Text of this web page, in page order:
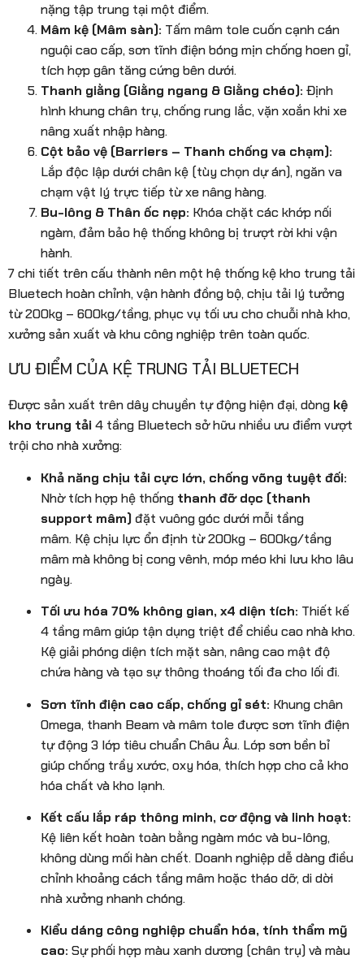
nặng tập trung tại một điểm.
Mâm kệ (Mâm sàn): Tấm mâm tole cuốn cạnh cán
nguội cao cấp, sơn tĩnh điện bóng mịn chống hoen gỉ,
tích hợp gân tăng cứng bên dưới.
Thanh giằng (Giằng ngang & Giằng chéo): Định
hình khung chân trụ, chống rung lắc, vặn xoắn khi xe
nâng xuất nhập hàng.
Cột bảo vệ (Barriers – Thanh chống va chạm):
Lắp độc lập dưới chân kệ (tùy chọn dự án), ngăn va
chạm vật lý trực tiếp từ xe nâng hàng.
Bu-lông & Thân ốc nẹp: Khóa chặt các khớp nối
ngàm, đảm bảo hệ thống không bị trượt rời khi vận
hành.
7 chi tiết trên cấu thành nên một hệ thống kệ kho trung tải
Bluetech hoàn chỉnh, vận hành đồng bộ, chịu tải lý tưởng
từ 200kg – 600kg/tầng, phục vụ tối ưu cho chuỗi nhà kho,
xưởng sản xuất và khu công nghiệp trên toàn quốc.
ƯU ĐIỂM CỦA KỆ TRUNG TẢI BLUETECH
Được sản xuất trên dây chuyền tự động hiện đại, dòng kệ
kho trung tải4 tầng Bluetech sở hữu nhiều ưu điểm vượt
trội cho nhà xưởng:
Khả năng chịu tải cực lớn, chống võng tuyệt đối:
Nhờ tích hợp hệ thống thanh đỡ dọc (thanh
support mâm) đặt vuông góc dưới mỗi tầng
mâm. Kệ chịu lực ổn định từ 200kg – 600kg/tầng
mâm mà không bị cong vênh, móp méo khi lưu kho lâu
ngày.
Tối ưu hóa 70% không gian, x4 diện tích: Thiết kế
4 tầng mâm giúp tận dụng triệt để chiều cao nhà kho.
Kệ giải phóng diện tích mặt sàn, nâng cao mật độ
chứa hàng và tạo sự thông thoáng tối đa cho lối đi.
Sơn tĩnh điện cao cấp, chống gỉ sét: Khung chân
Omega, thanh Beam và mâm tole được sơn tĩnh điện
tự động 3 lớp tiêu chuẩn Châu Âu. Lớp sơn bền bỉ
giúp chống trầy xước, oxy hóa, thích hợp cho cả kho
hóa chất và kho lạnh.
Kết cấu lắp ráp thông minh, cơ động và linh hoạt:
Kệ liên kết hoàn toàn bằng ngàm móc và bu-lông,
không dùng mối hàn chết. Doanh nghiệp dễ dàng điều
chỉnh khoảng cách tầng mâm hoặc tháo dỡ, di dời
nhà xưởng nhanh chóng.
Kiểu dáng công nghiệp chuẩn hóa, tính thẩm mỹ
cao: Sự phối hợp màu xanh dương (chân trụ) và màu